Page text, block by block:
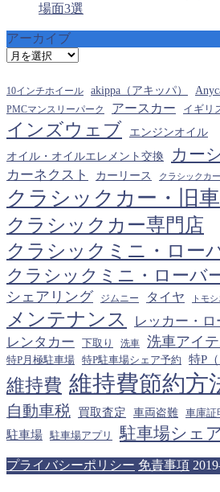
場面3選
アーカイブ
ア
カ
イ
ブ
10インチホイール akippa（アキッパ）
PMCマンスリーパーク アースカー イギリ
インズウェブ エンジンオイル
オイル・オイルエレメント交換 カー
カーネクスト カーリース クラシックカ
クラシックカー・旧車
クラシックカー専門店
クラシックミニ・ロー
クラシックミニ・ローバ
シェアリング ジムニー タイヤ トモ
メンテナンス
レッカー・
レンタカー
下取り 洗車 洗車アイ
特P月極駐車場
特P駐車場シェア予約 特P
維持費 維持費節約方
自動車税 買取査定 車両盗難 車庫証
駐車場 駐車場アプリ 駐車場シェ
プライバシーポリシー 免責事項